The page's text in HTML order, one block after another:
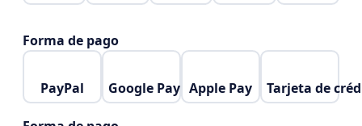
Forma de pago
PayPal Google Pay Apple Pay Tarjeta de